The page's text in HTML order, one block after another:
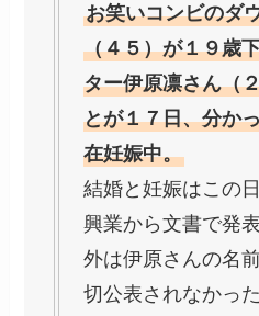
お笑いコンビのダ
（４５）が１９歳
ター伊原凛さん（
とが１７日、分か
在妊娠中。
結婚と妊娠はこの
興業から文書で発
外は伊原さんの名
切公表されなかった